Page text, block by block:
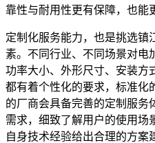
靠性与耐用性更有保障，也能
定制化服务能力，也是挑选镇
素。不同行业、不同场景对电
功率大小、外形尺寸、安装方
都有着个性化的要求，标准化
的厂商会具备完善的定制服务
需求，细致了解用户的使用场
自身技术经验给出合理的方案